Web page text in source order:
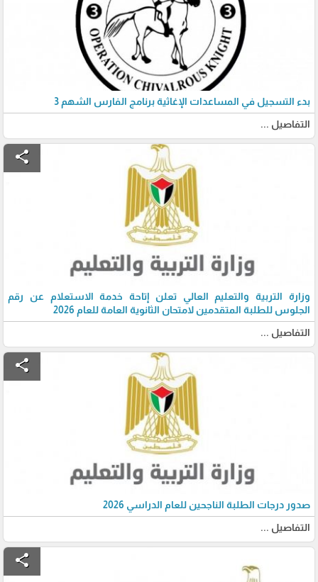
بدء التسجيل في المساعدات الإغاثية برنامج الفارس الشهم 3
التفاصيل ...
share
وزارة التربية والتعليم العالي تعلن إتاحة خدمة الاستعلام عن رقم
الجلوس للطلبة المتقدمين لامتحان الثانوية العامة للعام 2026
التفاصيل ...
share
صدور درجات الطلبة الناجحين للعام الدراسي 2026
التفاصيل ...
share